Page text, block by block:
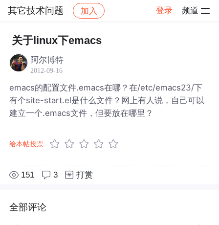
其它技术问题 加入 登录 频道
社区 其它技术问题
关于linux下emacs
阿尔博特
2012-09-16
emacs的配置文件.emacs在哪？在/etc/emacs23/下
有个site-start.el是什么文件？网上有人说，自己可以
建立一个.emacs文件，但要放在哪里？
给本帖投票
151 3 打赏
全部评论